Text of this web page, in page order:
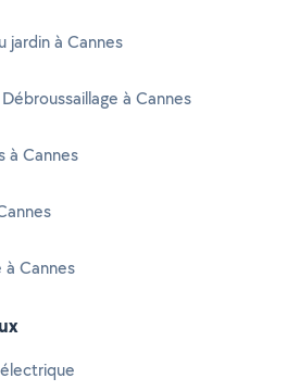
jardin à Cannes
à Cannes
à Cannes
à Cannes